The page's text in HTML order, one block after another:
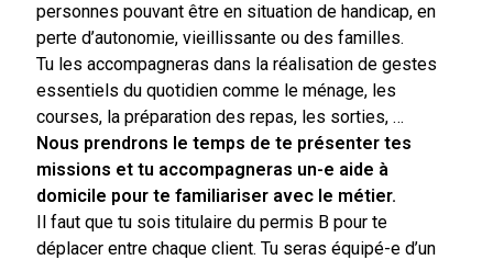
personnes pouvant être en situation de handicap, en
perte d’autonomie, vieillissante ou des familles.
Tu les accompagneras dans la réalisation de gestes
essentiels du quotidien comme le ménage, les
courses, la préparation des repas, les sorties, …
Nous prendrons le temps de te présenter tes
missions et tu accompagneras un-e aide à
domicile pour te familiariser avec le métier.
Il faut que tu sois titulaire du permis B pour te
déplacer entre chaque client. Tu seras équipé-e d’un